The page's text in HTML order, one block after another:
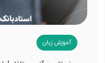
آموزش زبان